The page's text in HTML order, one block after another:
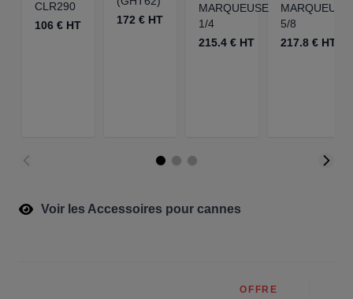
CLR290
106 € HT
172 € HT
MARQUEUSE
1/4
215.4 € HT
MARQUEUSE
5/8
217.8 € HT
Voir les Accessoires pour cannes
OFFRE